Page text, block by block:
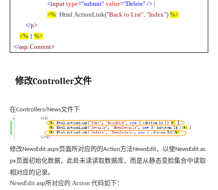
<input type="submit" value="Delete" />
<%: Html.ActionLink("Back to List","Index")%>
</p>
<% }%>
</asp:Content>
修改Controller文件
在Controllers/News文件下
修改NewsEdit.aspx页面所对应的的Action方法NewsEdit，以使NewsEdit.as
px页面初始化数据，此处未读读取数据库，而是从静态变脸集合中读取
相对应的记录。
NewsEdit.asp所对应的 Action 代码如下：